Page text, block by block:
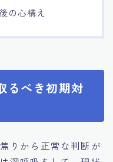
の心構え
るべき初期対
りから正常な判断が